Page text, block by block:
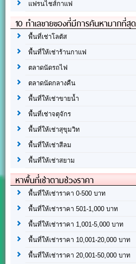
แฟรนไชส์กาแฟ
10 ทำเลขายของที่มีการค้นหามากที่สุด
พื้นที่เช่าโลตัส
พื้นที่ให้เช่าร้านกาแฟ
ตลาดนัดรถไฟ
ตลาดนัดกลางคืน
พื้นที่ให้เช่าขายน้ำ
พื้นที่เช่าจตุจักร
พื้นที่ให้เช่าสุขุมวิท
พื้นที่ให้เช่าสีลม
พื้นที่ให้เช่าสยาม
หาพื้นที่เช่าตามช่วงราคา
พื้นที่ให้เช่าราคา 0-500 บาท
พื้นที่ให้เช่าราคา 501-1,000 บาท
พื้นที่ให้เช่าราคา 1,001-5,000 บาท
พื้นที่ให้เช่าราคา 10,001-20,000 บาท
พื้นที่ให้เช่าราคา 20,001-50,000 บาท